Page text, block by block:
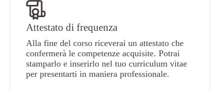
Attestato di frequenza
Alla fine del corso riceverai un attestato che
confermerà le competenze acquisite. Potrai
stamparlo e inserirlo nel tuo curriculum vitae
per presentarti in maniera professionale.